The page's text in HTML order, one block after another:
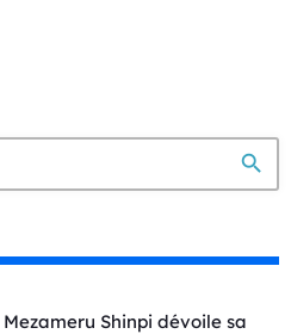
search
Shinpi dévoile sa